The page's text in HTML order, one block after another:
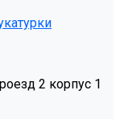
2 корпус 1